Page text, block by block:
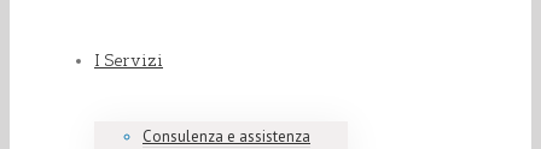
I Servizi
Consulenza e assistenza